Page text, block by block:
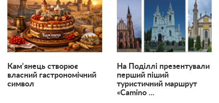
Кам’янець створює
власний гастрономічний
символ
На Поділлі презентували
перший піший
туристичний маршрут
«Camino ...